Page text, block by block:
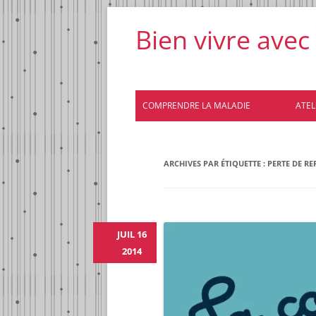
Bien vivre
COMPRENDRE LA MALADIE
ARCHIVES PAR ÉTIQUETTE : PERTE DE
JUIL 16
2014